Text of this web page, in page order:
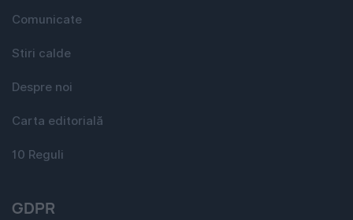
Comunicate
Stiri calde
Despre noi
Carta editorială
10 Reguli
GDPR